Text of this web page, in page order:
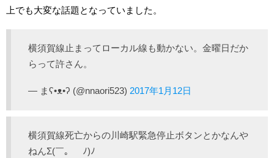
上でも大変な話題となっていました。
横須賀線止まってローカル線も動かない。金曜日だか
らって許さん。
— まʕ•ᴥ•ʔ (@nnaori523) 2017年1月12日
横須賀線死亡からの川崎駅緊急停止ボタンとかなんや
ねんΣ(￣。￣ﾉ)ﾉ